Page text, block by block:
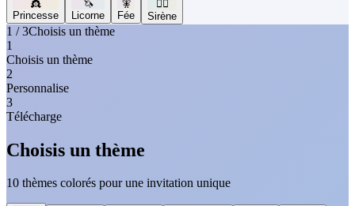
👸
Princesse
🦄
Licorne
🧚
Fée
🧜‍♀️
Sirène
1 / 3Choisis un thème
1
Choisis un thème
2
Personnalise
3
Télécharge
Choisis un thème
10 thèmes colorés pour une invitation unique